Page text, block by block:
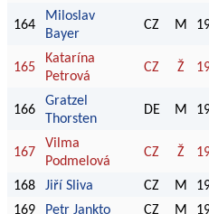
164
Miloslav
Bayer
CZ M
165
Katarína
Petrová
CZ Ž
166
Gratzel
Thorsten
DE M
167
Vilma
Podmelová
CZ Ž
168 Jiří Sliva CZ M
169
Petr Jankto CZ M